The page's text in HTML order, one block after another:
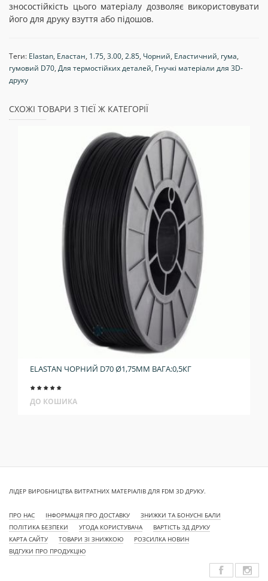
зносостійкість цього матеріалу дозволяє використовувати
його для друку взуття або підошов.
Теги: Elastan, Еластан, 1.75, 3.00, 2.85, Чорний, Еластичний, гума,
гумовий D70, Для термостійких деталей, Гнучкі матеріали для 3D-
друку
СХОЖІ ТОВАРИ З ТІЄЇ Ж КАТЕГОРІЇ
ELASTAN ЧОРНИЙ D70 Ø1,75ММ ВАГА:0,5КГ
ДО КОШИКА
ЛІДЕР ВИРОБНИЦТВА ВИТРАТНИХ МАТЕРІАЛІВ ДЛЯ FDM 3D ДРУКУ.
ПРО НАС ІНФОРМАЦІЯ ПРО ДОСТАВКУ
ЗНИЖКИ ТА БОНУСНІ БАЛИ
ПОЛІТИКА БЕЗПЕКИ
УГОДА КОРИСТУВАЧА
ВАРТІСТЬ 3Д ДРУКУ
КАРТА САЙТУ
ТОВАРИ ЗІ ЗНИЖКОЮ
РОЗСИЛКА НОВИН
ВІДГУКИ ПРО ПРОДУКЦІЮ